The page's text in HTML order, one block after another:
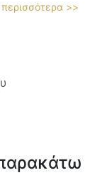
περισσότερα >>